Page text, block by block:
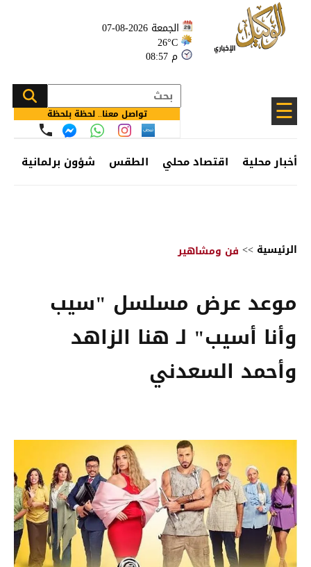
الجمعة 2026-08-07
26°C
08:57 م
☰ تواصل معنا.. لحظة بلحظة
أخبار محلية اقتصاد محلي الطقس شؤون برلمانية
الرئيسية >> فن ومشاهير
موعد عرض مسلسل "سيب
وأنا أسيب" لـ هنا الزاهد
وأحمد السعدني